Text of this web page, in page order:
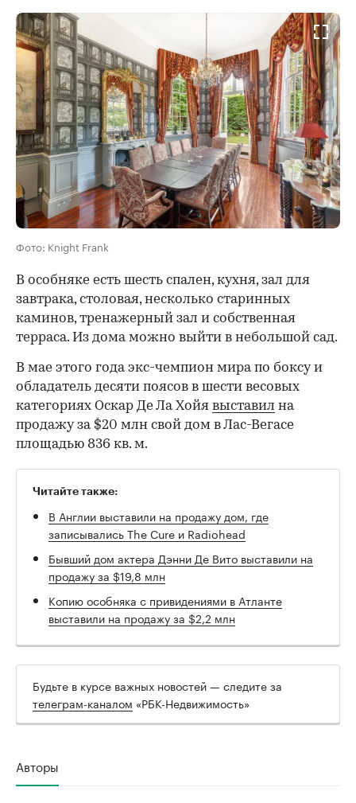
Фото: Knight Frank
В особняке есть шесть спален, кухня, зал для
завтрака, столовая, несколько старинных
каминов, тренажерный зал и собственная
терраса. Из дома можно выйти в небольшой сад.
В мае этого года экс-чемпион мира по боксу и
обладатель десяти поясов в шести весовых
категориях Оскар Де Ла Хойя выставил на
продажу за $20 млн свой дом в Лас-Вегасе
площадью 836 кв. м.
Читайте также:
В Англии выставили на продажу дом, где
записывались The Cure и Radiohead
Бывший дом актера Дэнни Де Вито выставили на
продажу за $19,8 млн
Копию особняка с привидениями в Атланте
выставили на продажу за $2,2 млн
Будьте в курсе важных новостей — следите за
телеграм-каналом «РБК-Недвижимость»
Авторы